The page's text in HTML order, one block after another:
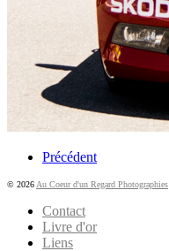
Précédent
© 2026 Au Coeur d'un Regard Photographies
Contact
Livre d'or
Liens